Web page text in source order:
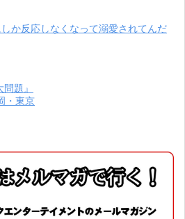
しか反応しなくなって溺愛されてんだ
題』
・東京